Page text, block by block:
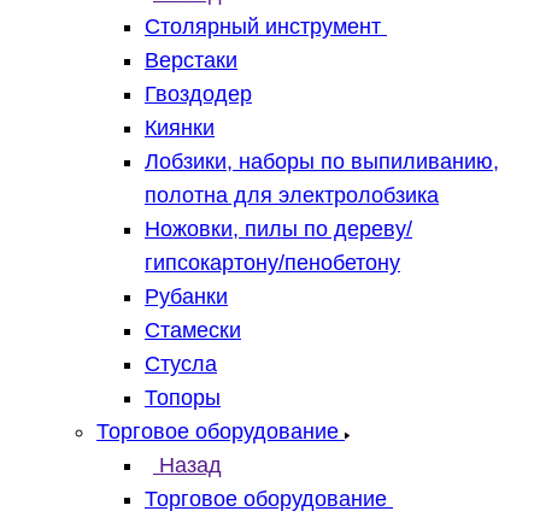
Столярный инструмент
Верстаки
Гвоздодер
Киянки
Лобзики, наборы по выпиливанию,
полотна для электролобзика
Ножовки, пилы по дереву/
гипсокартону/пенобетону
Рубанки
Стамески
Стусла
Топоры
Торговое оборудование
Назад
Торговое оборудование